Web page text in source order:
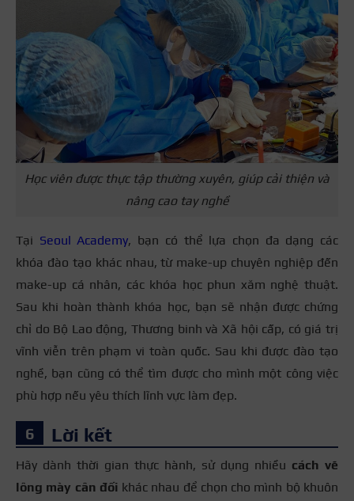
Học viên được thực tập thường xuyên, giúp cải thiện và
nâng cao tay nghề
Tại Seoul Academy, bạn có thể lựa chọn đa dạng các
khóa đào tạo khác nhau, từ make-up chuyên nghiệp đến
make-up cá nhân, các khóa học phun xăm nghệ thuật.
Sau khi hoàn thành khóa học, bạn sẽ nhận được chứng
chỉ do Bộ Lao động, Thương binh và Xã hội cấp, có giá trị
vĩnh viễn trên phạm vi toàn quốc. Sau khi được đào tạo
nghề, bạn cũng có thể tìm được cho mình một công việc
phù hợp nếu yêu thích lĩnh vực làm đẹp.
Lời kết
Hãy dành thời gian thực hành, sử dụng nhiều cách vẽ
lông mày cân đối khác nhau để chọn cho mình bộ khuôn